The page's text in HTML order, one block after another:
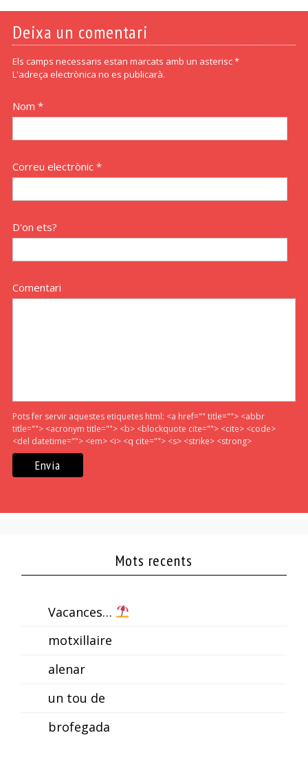
Deixa un comentari
Els camps necessaris estan marcats amb un asterisc *
L'adreça electrònica no es publicarà.
Nom *
Correu electrònic *
D'on ets?
Comentari
Pots fer servir aquestes etiquetes html: <a href="" title=""> <abbr
title=""> <acronym title=""> <b> <blockquote cite=""> <cite> <code>
<del datetime=""> <em> <i> <q cite=""> <s> <strike> <strong>
Mots recents
Vacances…
motxillaire
alenar
un tou de
brofegada